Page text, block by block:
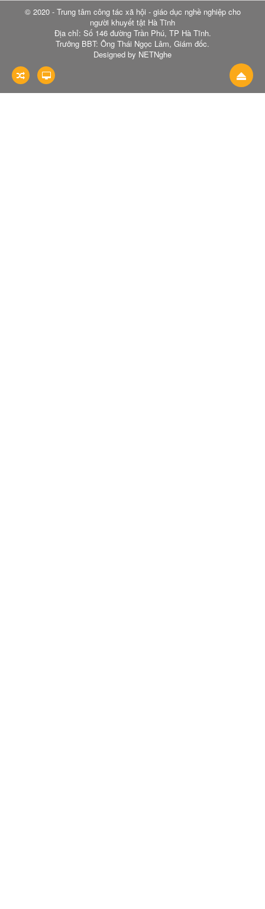
© 2020 - Trung tâm công tác xã hội - giáo dục nghề nghiệp cho
người khuyết tật Hà Tĩnh
Địa chỉ: Số 146 đường Trần Phú, TP Hà Tĩnh.
Trưởng BBT: Ông Thái Ngọc Lâm, Giám đốc.
Designed by NETNghe